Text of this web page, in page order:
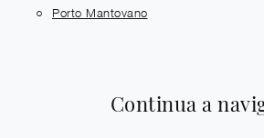
Porto Mantovano
Continua a